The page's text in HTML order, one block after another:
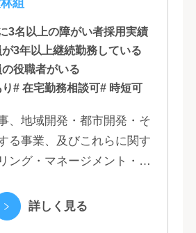
, 兵庫, 広島, 香川,
組
3名以上の障がい者採用実績
3年以上継続勤務している
役職者がいる
# 在宅勤務相談可# 時短可
、地域開発・都市開発・そ
る事業、及びこれらに関す
ング・マネージメント・コ
詳しく見る